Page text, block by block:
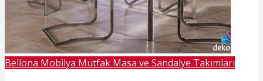
Bellona Mobilya Mutfak Masa ve Sandalye Takımları